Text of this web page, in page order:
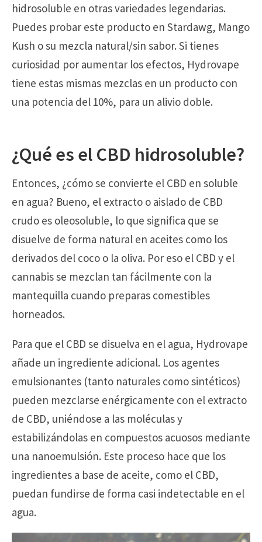
hidrosoluble en otras variedades legendarias.
Puedes probar este producto en Stardawg, Mango
Kush o su mezcla natural/sin sabor. Si tienes
curiosidad por aumentar los efectos, Hydrovape
tiene estas mismas mezclas en un producto con
una potencia del 10%, para un alivio doble.
¿Qué es el CBD hidrosoluble?
Entonces, ¿cómo se convierte el CBD en soluble
en agua? Bueno, el extracto o aislado de CBD
crudo es oleosoluble, lo que significa que se
disuelve de forma natural en aceites como los
derivados del coco o la oliva. Por eso el CBD y el
cannabis se mezclan tan fácilmente con la
mantequilla cuando preparas comestibles
horneados.
Para que el CBD se disuelva en el agua, Hydrovape
añade un ingrediente adicional. Los agentes
emulsionantes (tanto naturales como sintéticos)
pueden mezclarse enérgicamente con el extracto
de CBD, uniéndose a las moléculas y
estabilizándolas en compuestos acuosos mediante
una nanoemulsión. Este proceso hace que los
ingredientes a base de aceite, como el CBD,
puedan fundirse de forma casi indetectable en el
agua.